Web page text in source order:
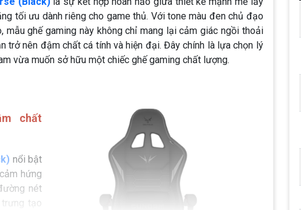
tối ưu dành riêng cho game thủ. Với tone màu đen chủ đạo
mẫu ghế gaming này không chỉ mang lại cảm giác ngồi thoải
trở nên đậm chất cá tính và hiện đại. Đây chính là lựa chọn lý
vừa muốn sở hữu một chiếc ghế gaming chất lượng.
chất
nổi bật
hứng
nét
tạo